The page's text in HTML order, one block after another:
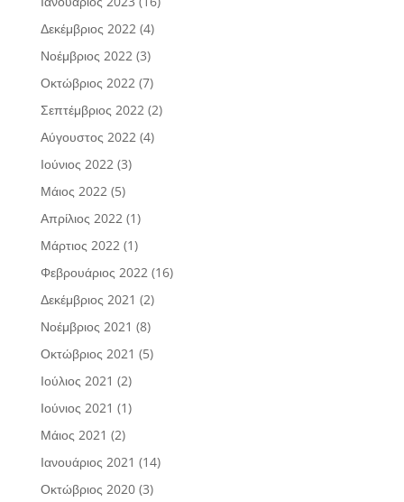
Δεκέμβριος 2022(4)
Νοέμβριος 2022(3)
Οκτώβριος 2022(7)
Σεπτέμβριος 2022(2)
Αύγουστος 2022(4)
Ιούνιος 2022(3)
Μάιος 2022(5)
Απρίλιος 2022(1)
Μάρτιος 2022(1)
Φεβρουάριος 2022(16)
Δεκέμβριος 2021 (2)
Νοέμβριος 2021 (8)
Οκτώβριος 2021 (5)
Ιούλιος 2021 (2)
Ιούνιος 2021 (1)
Μάιος 2021 (2)
Ιανουάριος 2021 (14)
Οκτώβριος 2020(3)